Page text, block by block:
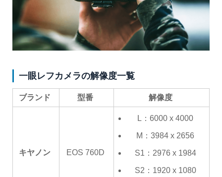
一眼レフカメラの解像度一覧
ブランド 型番 解像度
キヤノン EOS 760D
L：6000 x 4000
M：3984 x 2656
S1：2976 x 1984
S2：1920 x 1080